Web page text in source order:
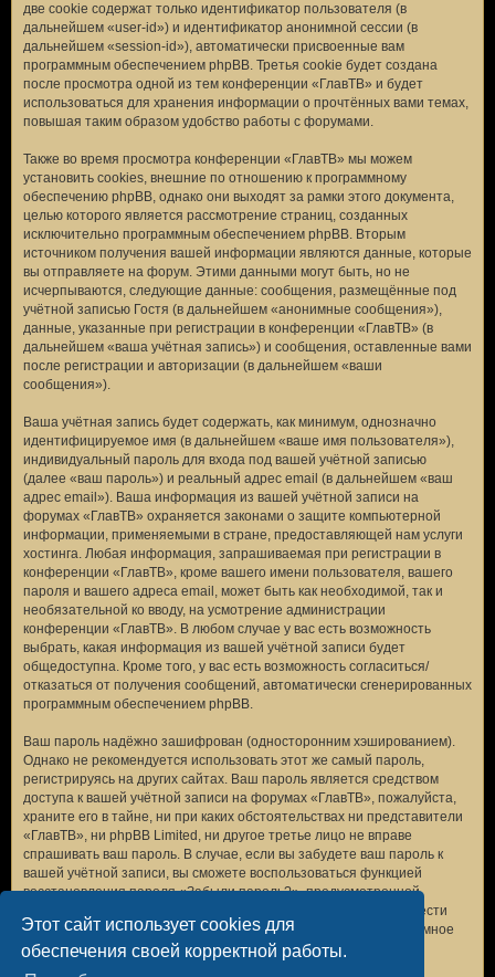
Этот сайт использует cookies для
обеспечения своей корректной работы.
две cookie содержат только идентификатор пользователя (в
дальнейшем «user-id») и идентификатор анонимной сессии (в
дальнейшем «session-id»), автоматически присвоенные вам
программным обеспечением phpBB. Третья cookie будет создана
после просмотра одной из тем конференции «ГлавТВ» и будет
использоваться для хранения информации о прочтённых вами темах,
повышая таким образом удобство работы с форумами.
Также во время просмотра конференции «ГлавТВ» мы можем
установить cookies, внешние по отношению к программному
обеспечению phpBB, однако они выходят за рамки этого документа,
целью которого является рассмотрение страниц, созданных
исключительно программным обеспечением phpBB. Вторым
источником получения вашей информации являются данные, которые
вы отправляете на форум. Этими данными могут быть, но не
исчерпываются, следующие данные: сообщения, размещённые под
учётной записью Гостя (в дальнейшем «анонимные сообщения»),
данные, указанные при регистрации в конференции «ГлавТВ» (в
дальнейшем «ваша учётная запись») и сообщения, оставленные вами
после регистрации и авторизации (в дальнейшем «ваши
сообщения»).
Ваша учётная запись будет содержать, как минимум, однозначно
идентифицируемое имя (в дальнейшем «ваше имя пользователя»),
индивидуальный пароль для входа под вашей учётной записью
(далее «ваш пароль») и реальный адрес email (в дальнейшем «ваш
адрес email»). Ваша информация из вашей учётной записи на
форумах «ГлавТВ» охраняется законами о защите компьютерной
информации, применяемыми в стране, предоставляющей нам услуги
хостинга. Любая информация, запрашиваемая при регистрации в
конференции «ГлавТВ», кроме вашего имени пользователя, вашего
пароля и вашего адреса email, может быть как необходимой, так и
необязательной ко вводу, на усмотрение администрации
конференции «ГлавТВ». В любом случае у вас есть возможность
выбрать, какая информация из вашей учётной записи будет
общедоступна. Кроме того, у вас есть возможность согласиться/
отказаться от получения сообщений, автоматически сгенерированных
программным обеспечением phpBB.
Ваш пароль надёжно зашифрован (односторонним хэшированием).
Однако не рекомендуется использовать этот же самый пароль,
регистрируясь на других сайтах. Ваш пароль является средством
доступа к вашей учётной записи на форумах «ГлавТВ», пожалуйста,
храните его в тайне, ни при каких обстоятельствах ни представители
«ГлавТВ», ни phpBB Limited, ни другое третье лицо не вправе
спрашивать ваш пароль. В случае, если вы забудете ваш пароль к
вашей учётной записи, вы сможете воспользоваться функцией
восстановления пароля «Забыли пароль?», предусмотренной
программным обеспечением phpBB. Вам будет необходимо ввести
ваше имя пользователя и ваш адрес email, после чего программное
обеспечение phpBB сгенерирует вам новый пароль для вашей